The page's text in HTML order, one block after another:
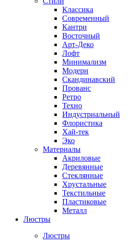
Классика
Современный
Кантри
Восточный
Арт-Деко
Лофт
Минимализм
Модерн
Скандинавский
Прованс
Ретро
Техно
Индустриальный
Флористика
Хай-тек
Эко
Материалы
Акриловые
Деревянные
Стеклянные
Хрустальные
Текстильные
Пластиковые
Металл
Люстры
Люстры